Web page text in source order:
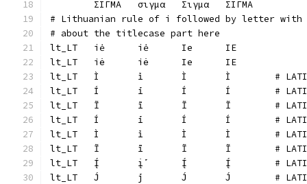
# Lithuanian rule of i followed by letter
# about the titlecase part here
lt_LT	Ì	i̇̀
lt_LT	Í	i̇́
lt_LT	Ĩ	i̇̃
lt_LT	Í
lt_LT	Ì
lt_LT	Ĩ
lt_LT	Į́
lt_LT	J́